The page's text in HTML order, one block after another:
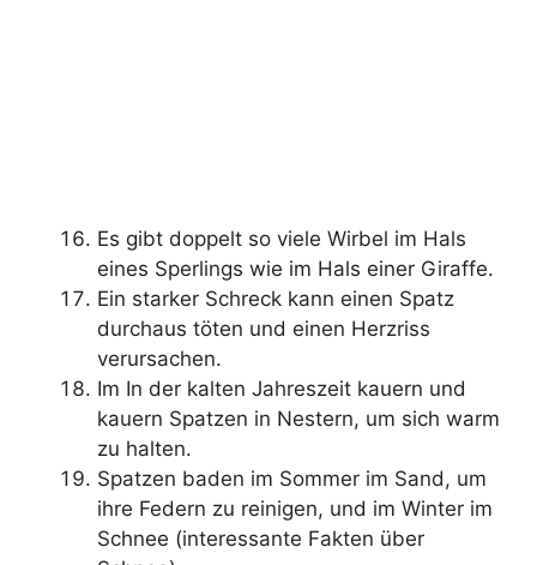
Es gibt doppelt so viele Wirbel im Hals
eines Sperlings wie im Hals einer Giraffe.
Ein starker Schreck kann einen Spatz
durchaus töten und einen Herzriss
verursachen.
Im In der kalten Jahreszeit kauern und
kauern Spatzen in Nestern, um sich warm
zu halten.
Spatzen baden im Sommer im Sand, um
ihre Federn zu reinigen, und im Winter im
Schnee (interessante Fakten über